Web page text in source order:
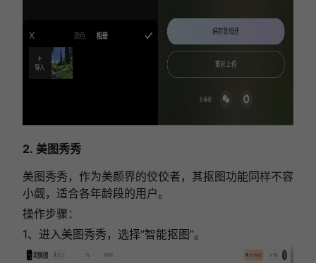
2. 美图秀秀
美图秀秀，作为美颜界的佼佼者，其抠图功能同样不容
小觑，适合各年龄段的用户。
操作步骤：
1、进入美图秀秀，选择“智能抠图”。